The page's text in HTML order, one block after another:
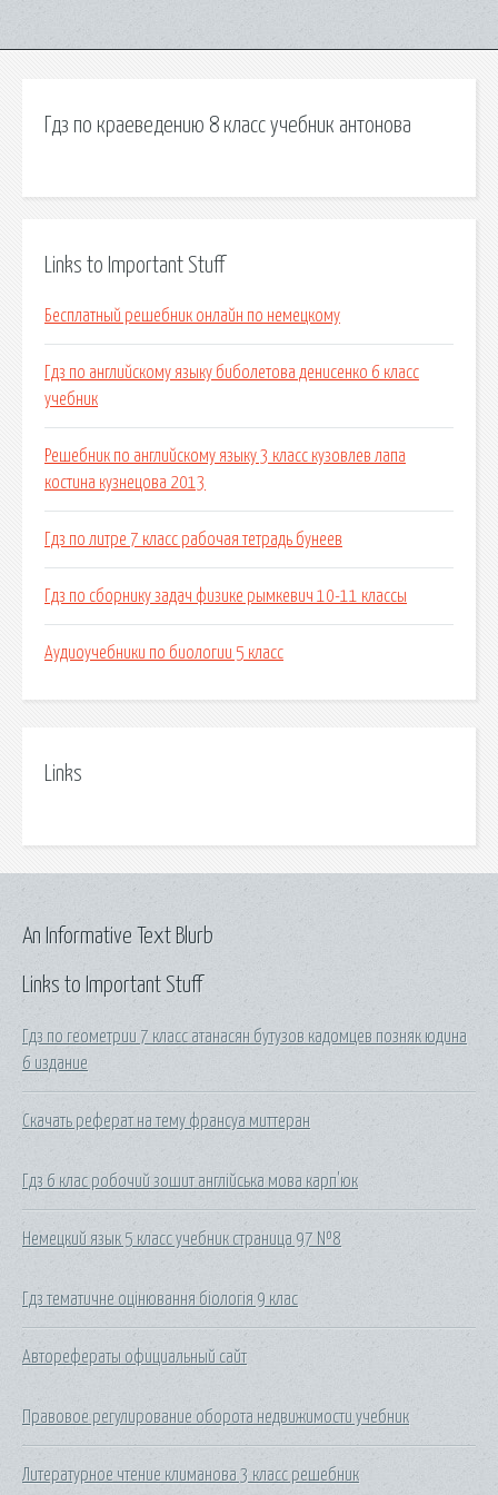
Гдз по краеведению 8 класс учебник антонова
Links to Important Stuff
Бесплатный решебник онлайн по немецкому
Гдз по английскому языку биболетова денисенко 6 класс
учебник
Решебник по английскому языку 3 класс кузовлев лапа
костина кузнецова 2013
Гдз по литре 7 класс рабочая тетрадь бунеев
Гдз по сборнику задач физике рымкевич 10-11 классы
Аудиоучебники по биологии 5 класс
Links
Links to Important Stuff
Гдз по геометрии 7 класс атанасян бутузов кадомцев позняк юдина
6 издание
Скачать реферат на тему франсуа миттеран
Гдз 6 клас робочий зошит англійська мова карп'юк
Немецкий язык 5 класс учебник страница 97 №8
Гдз тематичне оцінювання біологія 9 клас
Авторефераты официальный сайт
Правовое регулирование оборота недвижимости учебник
Литературное чтение климанова 3 класс решебник
An Informative Text Blurb